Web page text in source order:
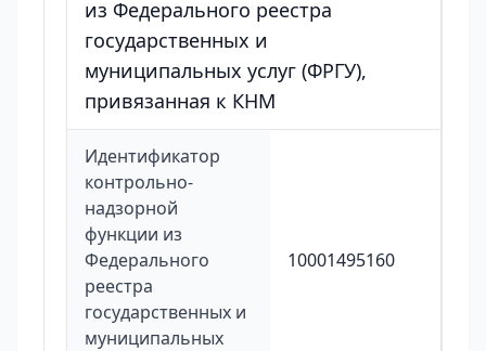
из Федерального реестра
государственных и
муниципальных услуг (ФРГУ),
привязанная к КНМ
Идентификатор
контрольно-
надзорной
функции из
Федерального
реестра
государственных и
муниципальных
10001495160